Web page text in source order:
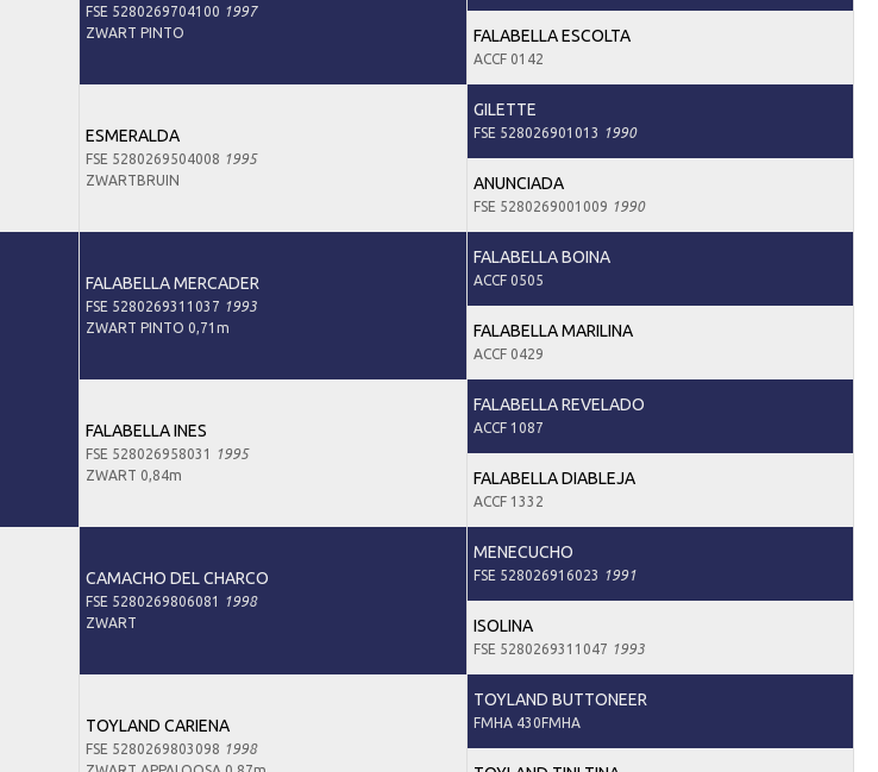
FSE 5280269704100 1997
ZWART PINTO
FALABELLA ESCOLTA
ACCF 0142
ESMERALDA
FSE 5280269504008 1995
ZWARTBRUIN
GILETTE
FSE 528026901013 1990
ANUNCIADA
FSE 5280269001009 1990
FALABELLA MERCADER
FSE 5280269311037 1993
ZWART PINTO 0,71m
FALABELLA BOINA
ACCF 0505
FALABELLA MARILINA
ACCF 0429
FALABELLA INES
FSE 528026958031
1995
ZWART 0,84m
FALABELLA REVELADO
ACCF 1087
FALABELLA DIABLEJA
ACCF 1332
CAMACHO DEL CHARCO
FSE 5280269806081
1998
ZWART
MENECUCHO
FSE 528026916023 1991
ISOLINA
FSE 5280269311047 1993
TOYLAND CARIENA
FSE 5280269803098 1998
TOYLAND BUTTONEER
FMHA 430FMHA